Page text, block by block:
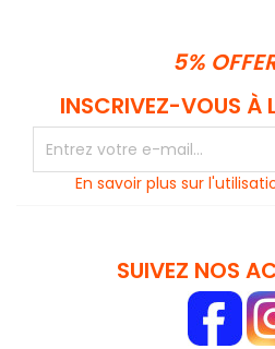
5%
INSCRIVEZ-VOUS À
En savoir plus sur
SUIVEZ NOS